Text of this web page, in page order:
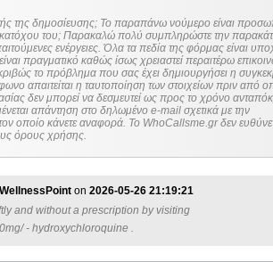
της δημοσίευσης; Το παραπάνω νούμερο είναι
κατόχου του; Παρακαλώ πολύ συμπληρώστε την
ενέργειες. Όλα τα πεδία της φόρμας είναι
πραγματικό καθώς ίσως χρειαστεί περαιτέρω
το πρόβλημα που σας έχει δημιουργήσει η
δεν μπορεί να δεσμευτεί ως προς το χρόνο
απάντηση στο δηλωμένο e-mail σχετικά με την
οποίο κάνετε αναφορά. Το WhoCallsme.gr δεν
όρους χρήσης.
WellnessPoint on 2026-05-26 21:19:21
and without a prescription by visiting
- hydroxychloroquine .